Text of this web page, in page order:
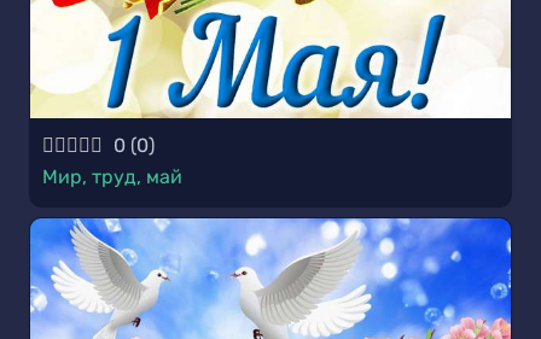
0 (0)
Мир, труд, май